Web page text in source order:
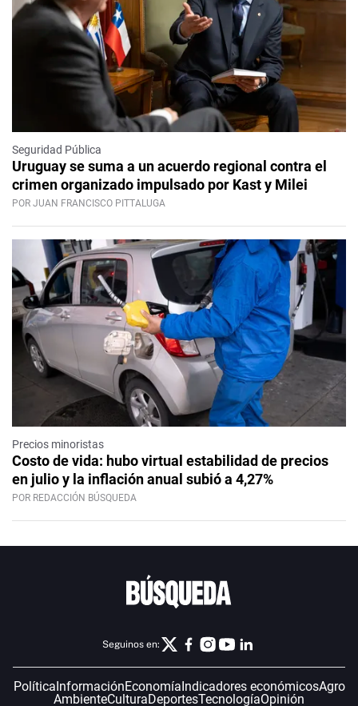
Seguridad Pública
Uruguay se suma a un acuerdo regional contra el
crimen organizado impulsado por Kast y Milei
POR JUAN FRANCISCO PITTALUGA
Precios minoristas
Costo de vida: hubo virtual estabilidad de precios
en julio y la inflación anual subió a 4,27%
POR REDACCIÓN BÚSQUEDA
Seguinos en:
PolíticaInformaciónEconomíaIndicadores económicosAgro
AmbienteCulturaDeportesTecnologíaOpinión